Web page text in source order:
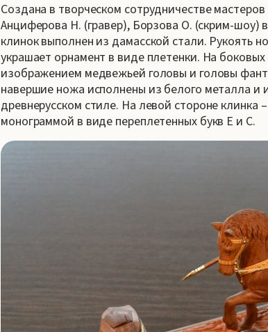
Создана в творческом сотрудничестве
Анциферова Н. (гравер), Борзова О. (скрим-шоу)
клинок выполнен из дамасской стали. Рукоять
украшает орнамент в виде плетенки. На
изображением медвежьей головы и головы
навершие ножа исполнены из белого металла и
древнерусском стиле. На левой стороне клинка
монограммой в виде переплетенных букв Е и С.